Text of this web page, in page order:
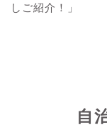
しご紹介！」
自